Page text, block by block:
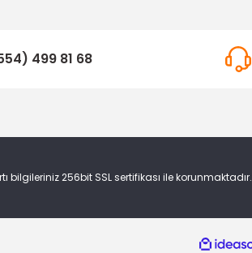
OTOSAN
499 81 68
bilgileriniz 256bit SSL sertifikası ile korunmaktadır.